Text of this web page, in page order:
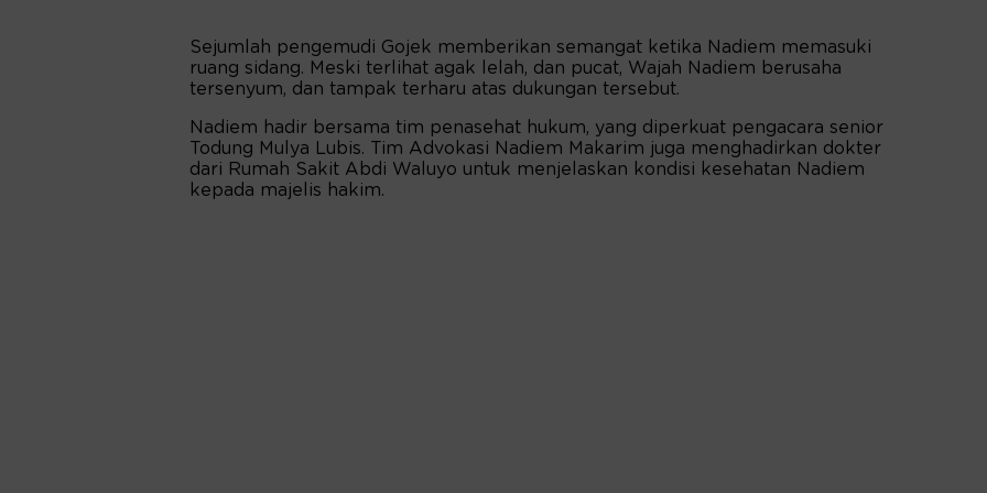
Sejumlah pengemudi Gojek memberikan semangat ketika Nadiem memasuki
ruang sidang. Meski terlihat agak lelah, dan pucat, Wajah Nadiem berusaha
tersenyum, dan tampak terharu atas dukungan tersebut.
Nadiem hadir bersama tim penasehat hukum, yang diperkuat pengacara senior
Todung Mulya Lubis. Tim Advokasi Nadiem Makarim juga menghadirkan dokter
dari Rumah Sakit Abdi Waluyo untuk menjelaskan kondisi kesehatan Nadiem
kepada majelis hakim.